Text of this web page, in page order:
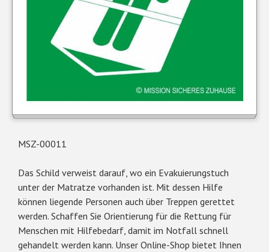
MSZ-00011
Das Schild verweist darauf, wo ein Evakuierungstuch
unter der Matratze vorhanden ist. Mit dessen Hilfe
können liegende Personen auch über Treppen gerettet
werden. Schaffen Sie Orientierung für die Rettung für
Menschen mit Hilfebedarf, damit im Notfall schnell
gehandelt werden kann. Unser Online-Shop bietet Ihnen